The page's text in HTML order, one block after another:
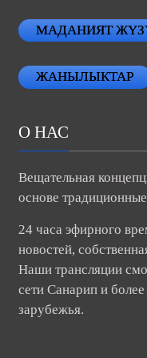
МАДАНИЯТ
ЖАНЫЛЫКТАР
О НАС
Вещательная
основе
24 часа эфирного
новостей,
Наши трансляции
сети Санарип и
зарубежья.